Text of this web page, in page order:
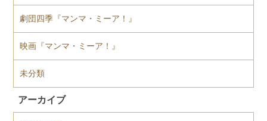
劇団四季『マンマ・ミーア！』
映画『マンマ・ミーア！』
未分類
アーカイブ